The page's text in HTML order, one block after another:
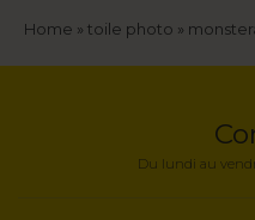
Fil
Home toile photo
Du lundi au